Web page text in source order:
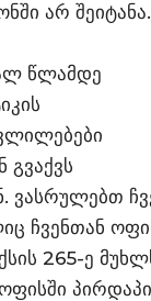
არ შეიტანა.
წლამდე
ვასრულებთ
ჩვენთან
265-ე